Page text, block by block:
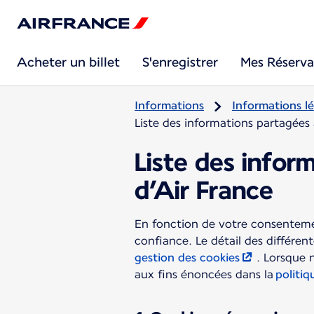
Acheter un billet S'enregistrer Mes
Informations
Informations
Liste des informations partagées
Liste des
d’Air France
En fonction de votre
confiance. Le détail des
gestion des cookies
. Lorsque
aux fins énoncées dans la